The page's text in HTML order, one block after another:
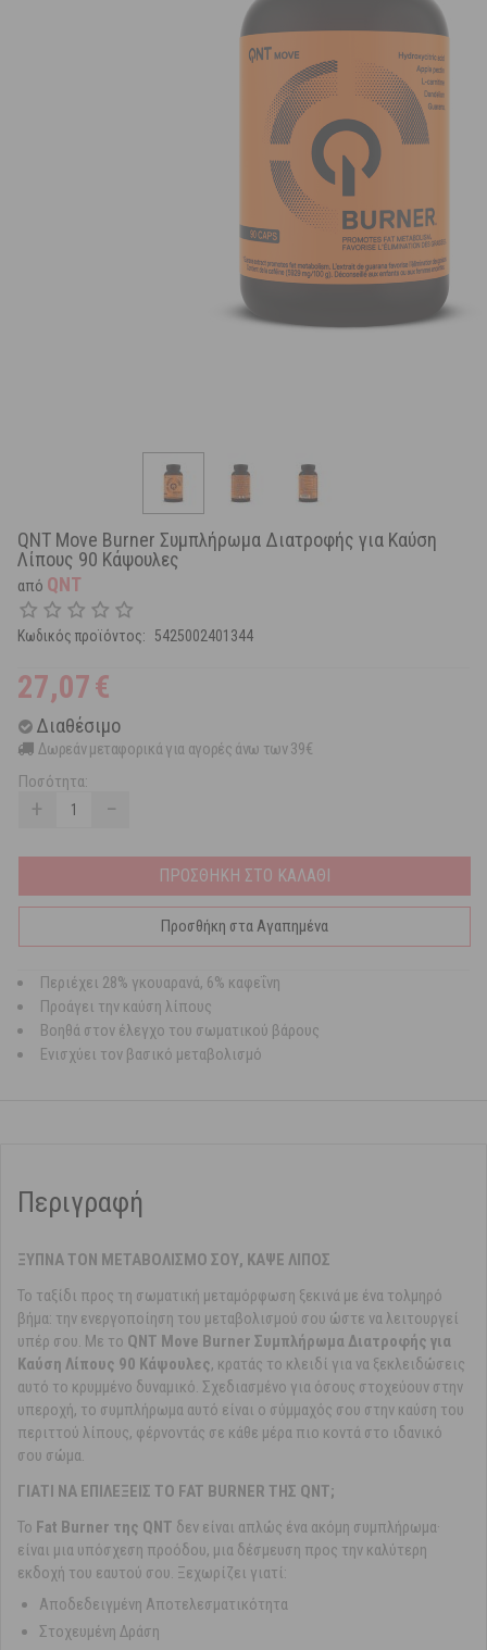
QNT Move Burner Συμπλήρωμα Διατροφής για Καύση
Λίπους 90 Κάψουλες
από QNT
Κωδικός προϊόντος: 5425002401344
27,07€
Διαθέσιμο
Δωρεάν μεταφορικά για αγορές άνω των 39€
Ποσότητα:
+ −
ΠΡΟΣΘΗΚΗ ΣΤΟ ΚΑΛΑΘΙ
Προσθήκη στα Αγαπημένα
Περιέχει 28% γκουαρανά, 6% καφεΐνη
Προάγει την καύση λίπους
Βοηθά στον έλεγχο του σωματικού βάρους
Ενισχύει τον βασικό μεταβολισμό
Περιγραφή
ΞΥΠΝΑ ΤΟΝ ΜΕΤΑΒΟΛΙΣΜΟ ΣΟΥ, ΚΑΨΕ ΛΙΠΟΣ
Το ταξίδι προς τη σωματική μεταμόρφωση ξεκινά με ένα τολμηρό
βήμα: την ενεργοποίηση του μεταβολισμού σου ώστε να λειτουργεί
υπέρ σου. Με το QNT Move Burner Συμπλήρωμα Διατροφής για
Καύση Λίπους 90 Κάψουλες, κρατάς το κλειδί για να ξεκλειδώσεις
αυτό το κρυμμένο δυναμικό. Σχεδιασμένο για όσους στοχεύουν στην
υπεροχή, το συμπλήρωμα αυτό είναι ο σύμμαχός σου στην καύση του
περιττού λίπους, φέρνοντάς σε κάθε μέρα πιο κοντά στο ιδανικό
σου σώμα.
ΓΙΑΤΙ ΝΑ ΕΠΙΛΕΞΕΙΣ ΤΟ FAT BURNER ΤΗΣ QNT;
Το Fat Burner της QNT δεν είναι απλώς ένα ακόμη συμπλήρωμα·
είναι μια υπόσχεση προόδου, μια δέσμευση προς την καλύτερη
εκδοχή του εαυτού σου. Ξεχωρίζει γιατί:
Αποδεδειγμένη Αποτελεσματικότητα
Στοχευμένη Δράση